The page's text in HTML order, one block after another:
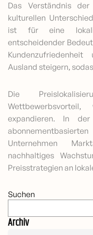
Suchen
Archiv
Das Verständnis
kulturellen
ist für eine
entscheidender
Ausland steigern,
Die
expandieren. In
Unternehmen
nachhaltiges
Preisstrategien an